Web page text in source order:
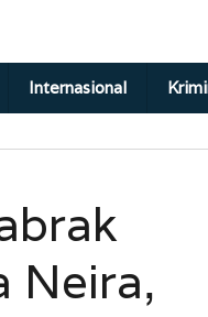
Internasional
Neira,